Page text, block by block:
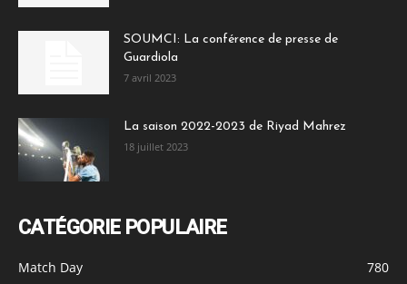
SOUMCI: La conférence de presse de
Guardiola
7 avril 2023
La saison 2022-2023 de Riyad Mahrez
18 juillet 2023
CATÉGORIE POPULAIRE
Match Day
780